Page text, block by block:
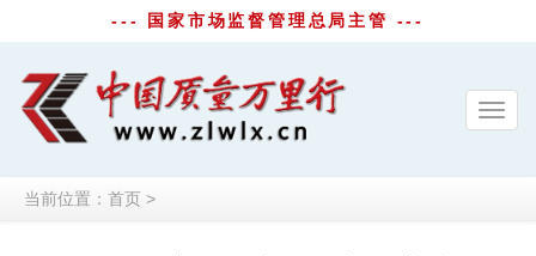
--- 国家市场监督管理总局主管 ---
当前位置： 首页 >